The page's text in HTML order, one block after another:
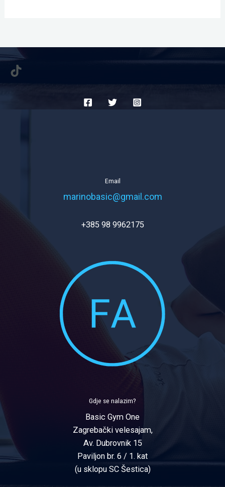
TikTok
Email
marinobasic@gmail.com
+385 98 9962175
Gdje se nalazim?
Basic Gym One
Zagrebački velesajam,
Av. Dubrovnik 15
Paviljon br. 6 / 1. kat
(u sklopu SC Šestica)